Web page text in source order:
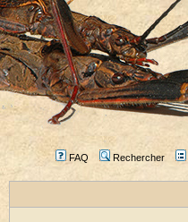
FAQ Rechercher